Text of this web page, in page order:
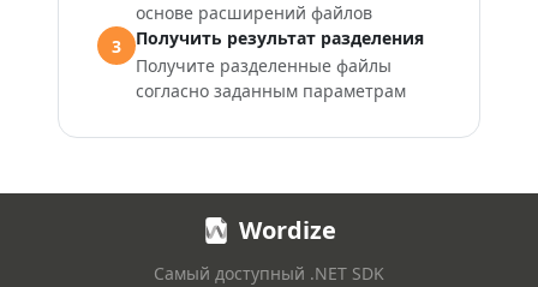
основе расширений файлов
3
Получить результат разделения
Получите разделенные файлы
согласно заданным параметрам
Wordize
Самый доступный .NET SDK